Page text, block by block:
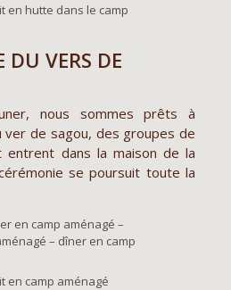
en hutte dans le camp
DU VERS DE
nous sommes prêts à
de sagou, des groupes de
entrent dans la maison de la
se poursuit toute la
en camp aménagé –
– dîner en camp
en camp aménagé